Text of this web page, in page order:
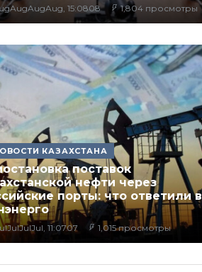
15:0808 1,804 просмотры
КАЗАХСТАНА
поставок
нефти через
порты: что ответили в
11:0707 1,015 просмотры